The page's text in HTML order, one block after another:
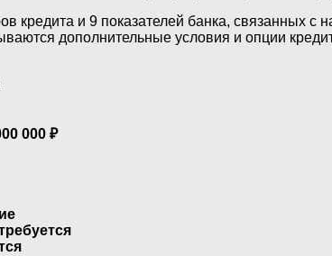
кредита и 9 показателей банка, связанных
дополнительные условия и опции
000 ₽